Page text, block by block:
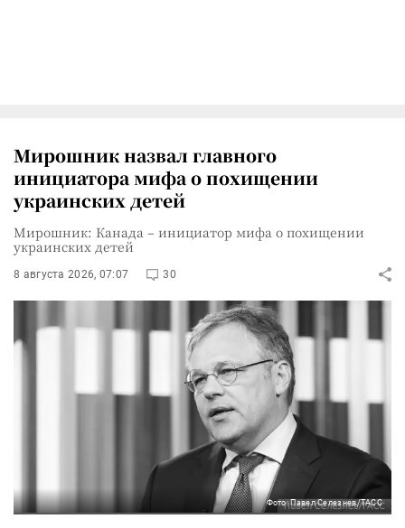
Мирошник назвал главного
инициатора мифа о похищении
украинских детей
Мирошник: Канада – инициатор мифа о похищении
украинских детей
8 августа 2026, 07:07 30
Фото: Павел Селезнев/ТАСС